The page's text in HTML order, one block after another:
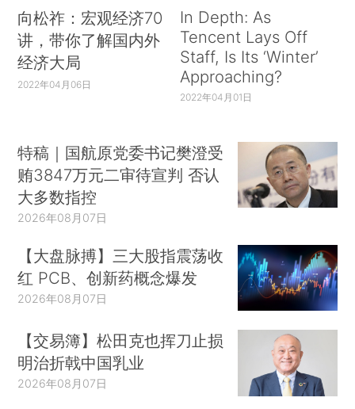
向松祚：宏观经济70
讲，带你了解国内外
经济大局
2022年04月06日
In Depth: As
Tencent Lays Off
Staff, Is Its ‘Winter’
Approaching?
2022年04月01日
特稿｜国航原党委书记樊澄受
贿3847万元二审待宣判 否认
大多数指控
2026年08月07日
【大盘脉搏】三大股指震荡收
红 PCB、创新药概念爆发
2026年08月07日
【交易簿】松田克也挥刀止损
明治折戟中国乳业
2026年08月07日